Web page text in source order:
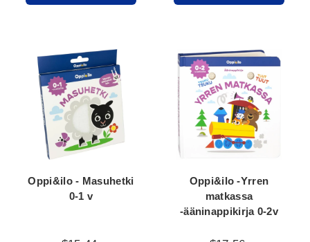
Oppi&ilo - Masuhetki
0-1 v
Oppi&ilo -Yrren
matkassa
-ääninappikirja 0-2v